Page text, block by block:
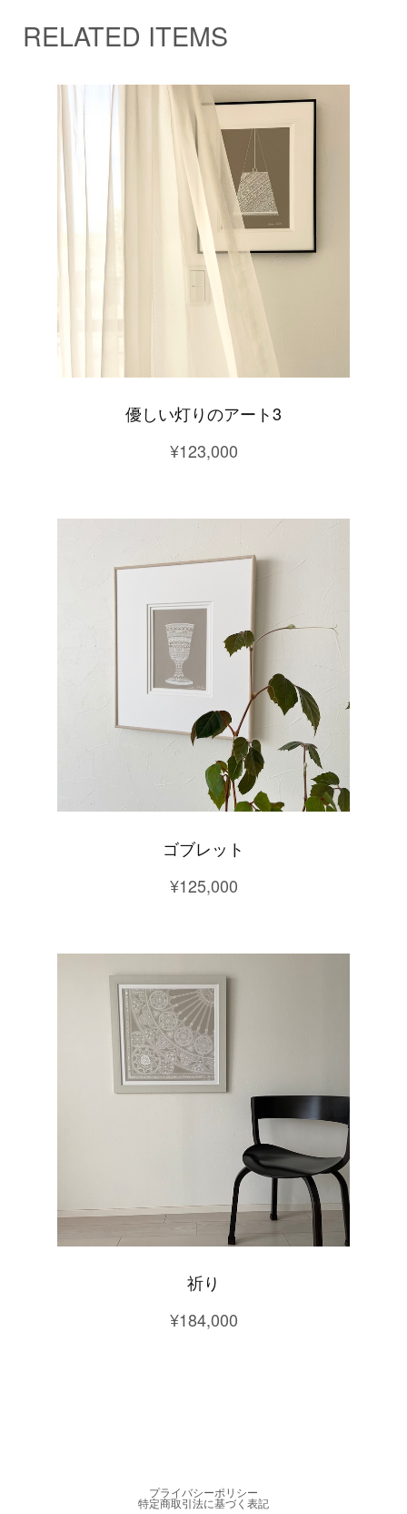
RELATED ITEMS
優しい灯りのアート3
¥123,000
ゴブレット
¥125,000
祈り
¥184,000
プライバシーポリシー
特定商取引法に基づく表記